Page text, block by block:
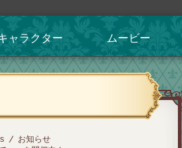
ャラクター ムービー
お知らせ